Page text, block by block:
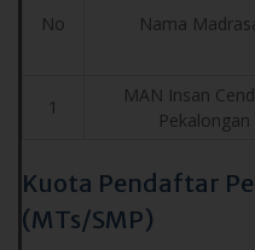
No Nama
1
MAN Insan
Pekalongan
Kuota Pendaftar
(MTs/SMP)